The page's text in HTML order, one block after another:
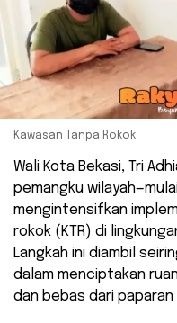
Kawasan Tanpa Rokok.
Wali Kota Bekasi, Tri
pemangku
mengintensifkan
rokok (KTR) di
Langkah ini diambil
dalam menciptakan
dan bebas dari paparan